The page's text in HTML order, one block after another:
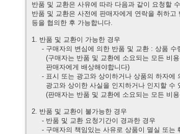
반품 및 교환은 사유에 따라 다음과 같이 요청할
반품 및 교환은 사전에 판매자에게 연락을 취하
등을 협의한 후 가능합니다.
1. 반품 및 교환이 가능한 경우
- 구매자의 변심에 의한 반품 및 교환 : 상품 수
(구매자는 반품 및 교환에 소요되는 모든 비용
판매자에게 배상해야합니다)
- 표시 또는 광고와 상이하거나 상품의 하자에
광고와 상이한 사실을 인지하거나 인지할 수
(판매자는 반품 및 교환에 소요되는 모든 비용
2. 반품 및 교환이 불가능한 경우
- 반품 및 교환 요청기간이 경과한 경우
- 구매자의 책임있는 사유로 상품이 멸실 또는